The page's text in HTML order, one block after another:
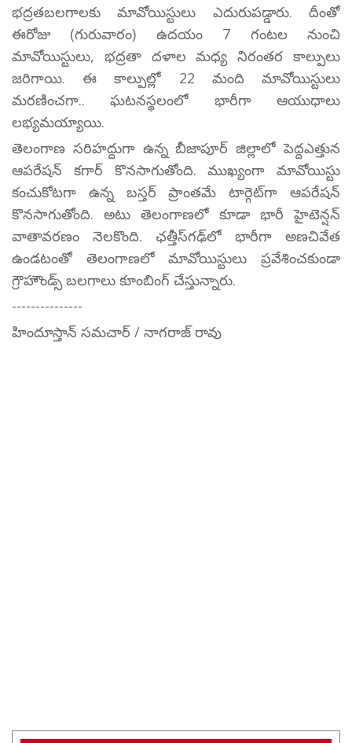
భద్రతబలగాలకు మావోయిస్టులు ఎదురుపడ్డారు. దీంతో
ఈరోజు (గురువారం) ఉదయం 7 గంటల నుంచి
మావోయిస్టులు, భద్రతా దళాల మధ్య నిరంతర కాల్పులు
జరిగాయి. ఈ కాల్పుల్లో 22 మంది మావోయిస్టులు
మరణించగా.. ఘటనస్థలంలో భారీగా ఆయుధాలు
లభ్యమయ్యాయి.
తెలంగాణ సరిహద్దుగా ఉన్న బీజాపూర్ జిల్లాలో పెద్దఎత్తున
ఆపరేషన్ కగార్ కొనసాగుతోంది. ముఖ్యంగా మావోయిస్టు
కంచుకోటగా ఉన్న బస్తర్ ప్రాంతమే టార్గెట్‌గా ఆపరేషన్
కొనసాగుతోంది. అటు తెలంగాణలో కూడా భారీ హైటెన్షన్
వాతావరణం నెలకొంది. ఛత్తీస్‌గఢ్‌లో భారీగా అణచివేత
ఉండటంతో తెలంగాణలో మావోయిస్టులు ప్రవేశించకుండా
గ్రౌహౌండ్స్ బలగాలు కూంబింగ్ చేస్తున్నారు.
---------------
హిందూస్తాన్ సమచార్ / నాగరాజ్ రావు